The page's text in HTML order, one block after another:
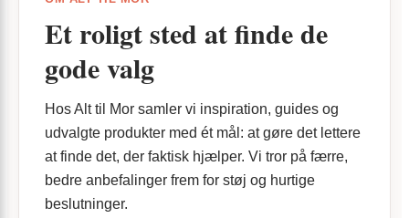
Et roligt sted at finde de
gode valg
Hos Alt til Mor samler vi inspiration, guides og
udvalgte produkter med ét mål: at gøre det lettere
at finde det, der faktisk hjælper. Vi tror på færre,
bedre anbefalinger frem for støj og hurtige
beslutninger.